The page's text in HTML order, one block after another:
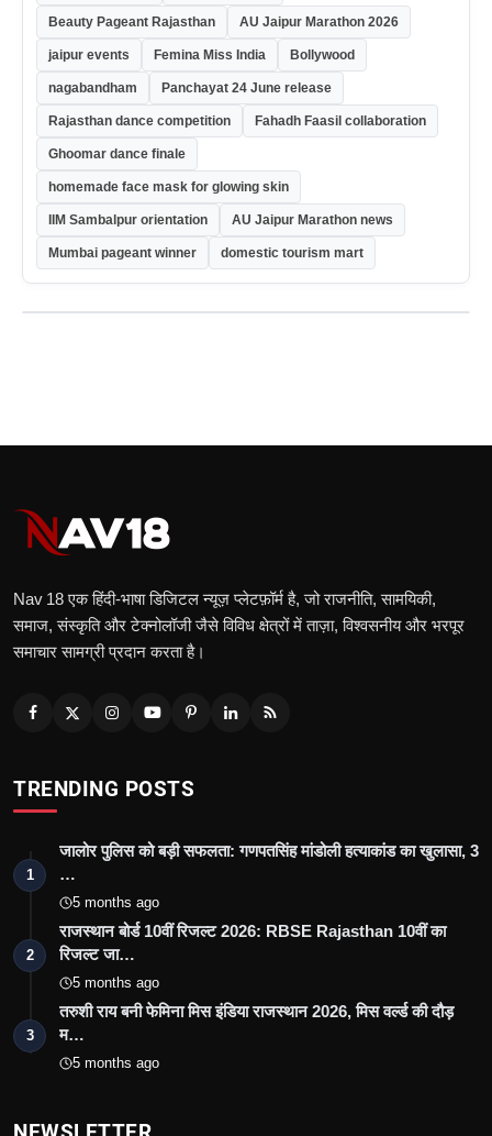
Beauty Pageant Rajasthan AU Jaipur Marathon 2026
jaipur events Femina Miss India Bollywood
nagabandham Panchayat 24 June release
Rajasthan dance competition Fahadh Faasil collaboration
Ghoomar dance finale
homemade face mask for glowing skin
IIM Sambalpur orientation AU Jaipur Marathon news
Mumbai pageant winner domestic tourism mart
Nav 18 एक हिंदी‑भाषा डिजिटल न्यूज़ प्लेटफ़ॉर्म है, जो राजनीति, सामयिकी,
समाज, संस्कृति और टेक्नोलॉजी जैसे विविध क्षेत्रों में ताज़ा, विश्वसनीय और भरपूर
समाचार सामग्री प्रदान करता है।
TRENDING POSTS
1
जालोर पुलिस को बड़ी सफलता: गणपतसिंह मांडोली हत्याकांड का खुलासा, 3
…
5 months ago
2
राजस्थान बोर्ड 10वीं रिजल्ट 2026: RBSE Rajasthan 10वीं का
रिजल्ट जा…
5 months ago
3
तरुशी राय बनी फेमिना मिस इंडिया राजस्थान 2026, मिस वर्ल्ड की दौड़
म…
5 months ago